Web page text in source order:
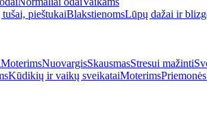
pieštukaiBlakstienomsLūpų dažai ir
MoterimsNuovargisSkausmasStresui mažinti
Kūdikių ir vaikų sveikataiMoterims